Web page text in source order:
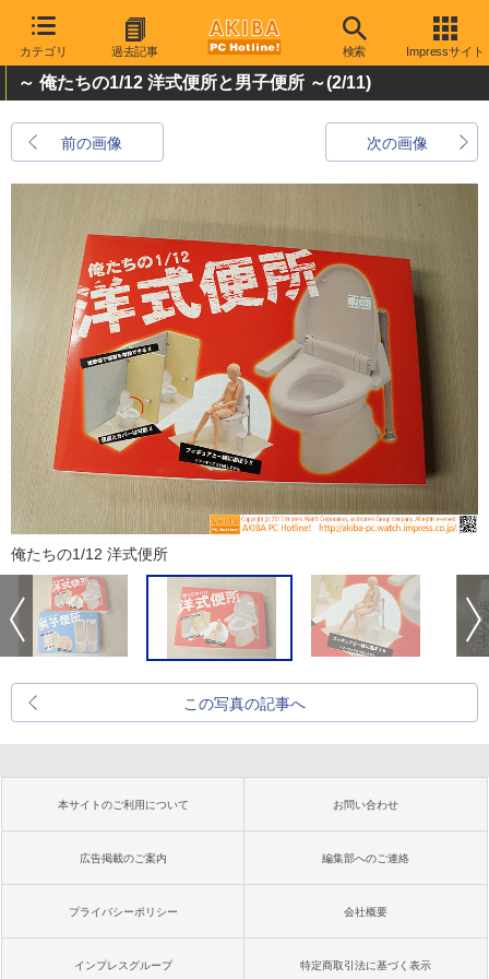
カテゴリ 過去記事 検索 Impressサイト
～ 俺たちの1/12 洋式便所と男子便所 ～(2/11)
前の画像 次の画像
俺たちの1/12 洋式便所
この写真の記事へ
本サイトのご利用について お問い合わせ
広告掲載のご案内 編集部へのご連絡
プライバシーポリシー 会社概要
インプレスグループ 特定商取引法に基づく表示